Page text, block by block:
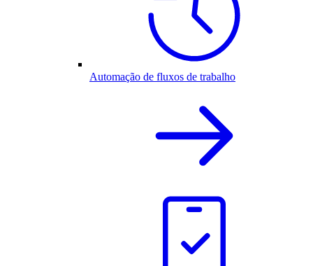
Automação de fluxos de trabalho